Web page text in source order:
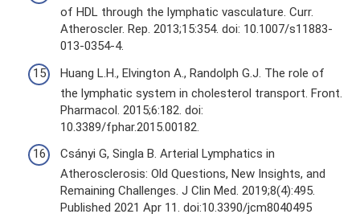
of HDL through the lymphatic vasculature. Curr.
Atheroscler. Rep. 2013;15:354. doi: 10.1007/s11883-
013-0354-4.
Huang L.H., Elvington A., Randolph G.J. The role of
the lymphatic system in cholesterol transport. Front.
Pharmacol. 2015;6:182. doi:
10.3389/fphar.2015.00182.
Csányi G, Singla B. Arterial Lymphatics in
Atherosclerosis: Old Questions, New Insights, and
Remaining Challenges. J Clin Med. 2019;8(4):495.
Published 2021 Apr 11. doi:10.3390/jcm8040495